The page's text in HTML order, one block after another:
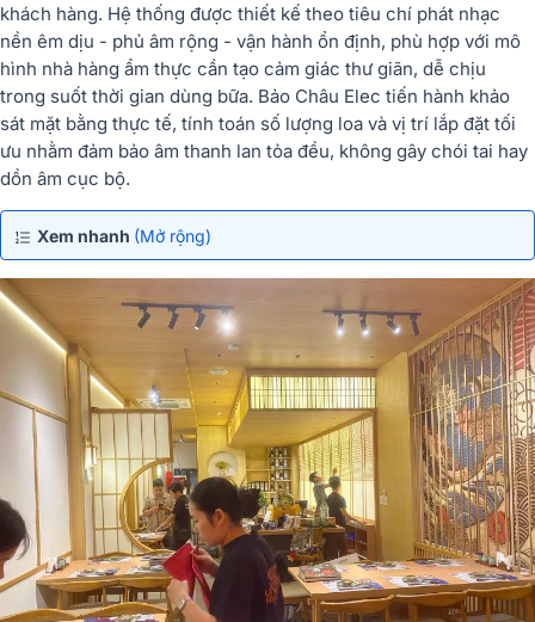
khách hàng. Hệ thống được thiết kế theo tiêu chí phát nhạc
nền êm dịu - phủ âm rộng - vận hành ổn định, phù hợp với mô
hình nhà hàng ẩm thực cần tạo cảm giác thư giãn, dễ chịu
trong suốt thời gian dùng bữa. Bảo Châu Elec tiến hành khảo
sát mặt bằng thực tế, tính toán số lượng loa và vị trí lắp đặt tối
ưu nhằm đảm bảo âm thanh lan tỏa đều, không gây chói tai hay
dồn âm cục bộ.
Xem nhanh (Mở rộng)